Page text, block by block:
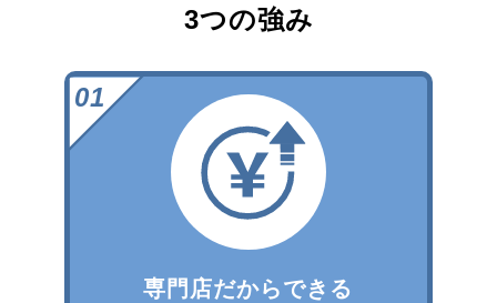
3つの強み
専門店だからできる